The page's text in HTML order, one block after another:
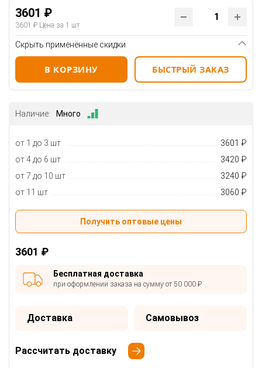
3601 ₽
3601 ₽ Цена за 1 шт
Скрыть применённые скидки
В КОРЗИНУ БЫСТРЫЙ ЗАКАЗ
Наличие: Много
от 1 до 3 шт
3601 ₽
от 4 до 6 шт
3420 ₽
от 7 до 10 шт
3240 ₽
от 11 шт
3060 ₽
Получить оптовые цены
3601 ₽
Бесплатная доставка
при оформлении заказа на сумму от 50 000 ₽
Доставка Самовывоз
Рассчитать доставку